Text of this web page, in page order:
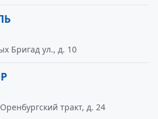
Бригад ул., д. 10
тракт, д. 24